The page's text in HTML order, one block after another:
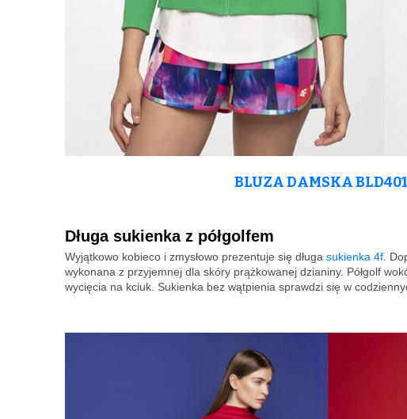
BLUZA DAMSKA
Długa sukienka z półgolfem
Wyjątkowo kobieco i zmysłowo prezentuje się długa sukienka 4f .
wykonana z przyjemnej dla skóry prążkowanej dzianiny. Półgolf
wycięcia na kciuk. Sukienka bez wątpienia sprawdzi się w